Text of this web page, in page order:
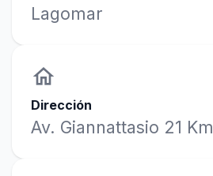
Lagomar
home
Dirección
Av. Giannattasio 21 Km